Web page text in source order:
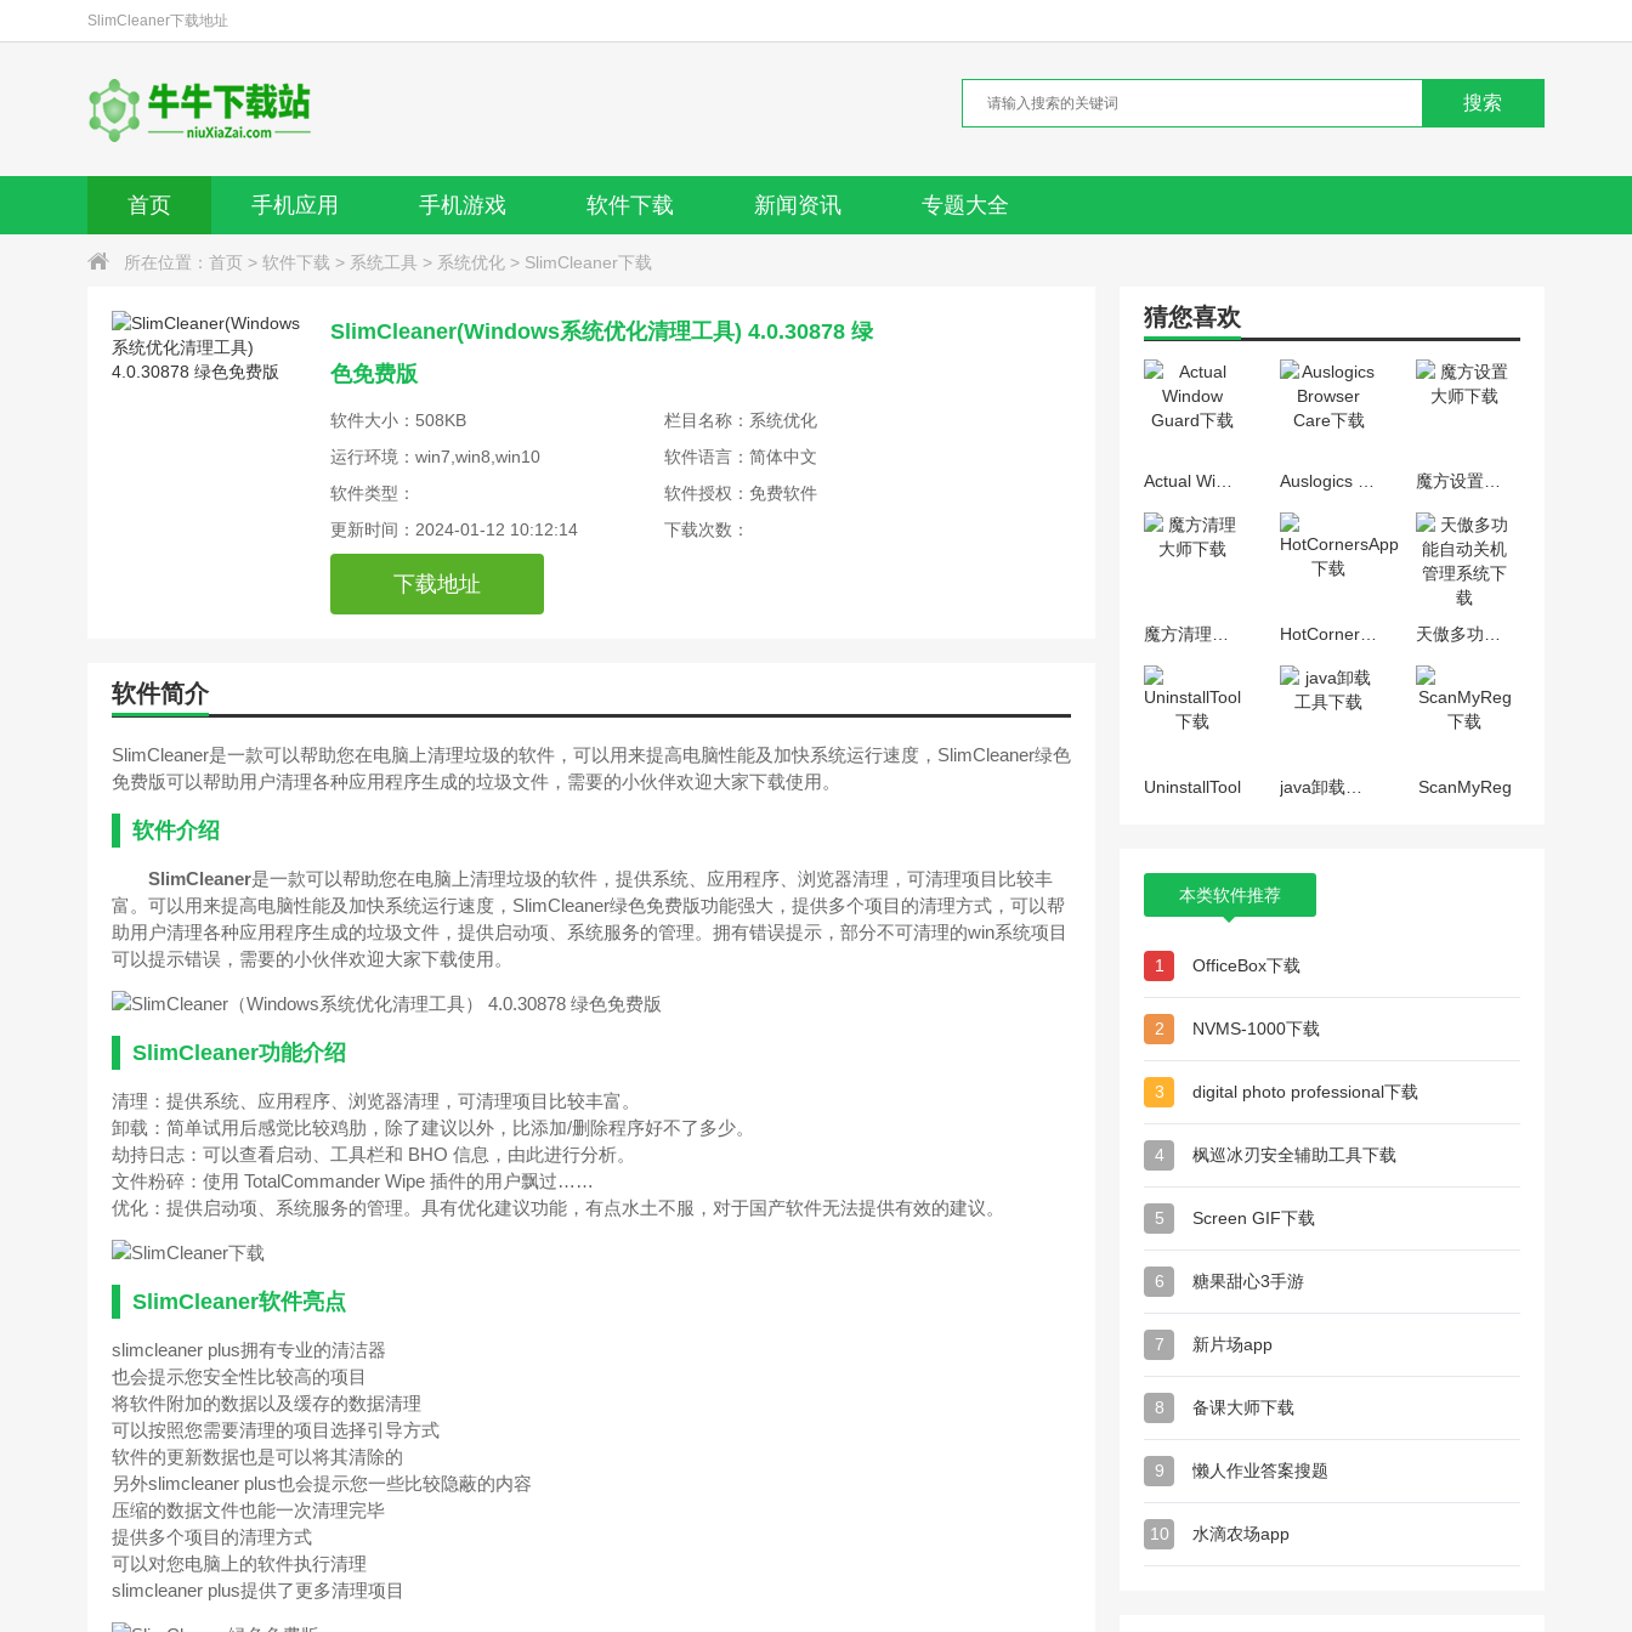
SlimCleaner下载地址
首页 手机应用 手机游戏 软件下载 新闻资讯 专题大全
所在位置： 首页 > 软件下载 > 系统工具 > 系统优化 > SlimCleaner下载
SlimCleaner(Windows系统优化清理工具) 4.0.30878 绿
色免费版
软件大小：508KB
栏目名称：系统优化
运行环境：win7,win8,win10
软件语言：简体中文
软件类型：
软件授权：免费软件
更新时间：2024-01-12 10:12:14
下载次数：
下载地址
软件简介
SlimCleaner是一款可以帮助您在电脑上清理垃圾的软件，可以用来提高电脑性能及加快系统运行速度，SlimCleaner绿色
免费版可以帮助用户清理各种应用程序生成的垃圾文件，需要的小伙伴欢迎大家下载使用。
软件介绍
SlimCleaner是一款可以帮助您在电脑上清理垃圾的软件，提供系统、应用程序、浏览器清理，可清理项目比较丰
富。可以用来提高电脑性能及加快系统运行速度，SlimCleaner绿色免费版功能强大，提供多个项目的清理方式，可以帮
助用户清理各种应用程序生成的垃圾文件，提供启动项、系统服务的管理。拥有错误提示，部分不可清理的win系统项目
可以提示错误，需要的小伙伴欢迎大家下载使用。
SlimCleaner功能介绍
清理：提供系统、应用程序、浏览器清理，可清理项目比较丰富。
卸载：简单试用后感觉比较鸡肋，除了建议以外，比添加/删除程序好不了多少。
劫持日志：可以查看启动、工具栏和 BHO 信息，由此进行分析。
文件粉碎：使用 TotalCommander Wipe 插件的用户飘过……
优化：提供启动项、系统服务的管理。具有优化建议功能，有点水土不服，对于国产软件无法提供有效的建议。
SlimCleaner软件亮点
slimcleaner plus拥有专业的清洁器
也会提示您安全性比较高的项目
将软件附加的数据以及缓存的数据清理
可以按照您需要清理的项目选择引导方式
软件的更新数据也是可以将其清除的
另外slimcleaner plus也会提示您一些比较隐蔽的内容
压缩的数据文件也能一次清理完毕
提供多个项目的清理方式
可以对您电脑上的软件执行清理
slimcleaner plus提供了更多清理项目
猜您喜欢
UninstallTool ScanMyReg
本类软件推荐
1 OfficeBox下载
2 NVMS-1000下载
3 digital photo professional下载
4 枫巡冰刃安全辅助工具下载
5 Screen GIF下载
6 糖果甜心3手游
7 新片场app
8 备课大师下载
9 懒人作业答案搜题
10 水滴农场app